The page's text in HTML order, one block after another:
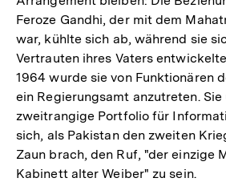
Feroze Gandhi, der mit dem
war, kühlte sich ab, während sie
Vertrauten ihres Vaters
1964 wurde sie von Funktionären
ein Regierungsamt anzutreten.
zweitrangige Portfolio für
sich, als Pakistan den zweiten
Zaun brach, den Ruf, "der einzige
Kabinett alter Weiber" zu sein.